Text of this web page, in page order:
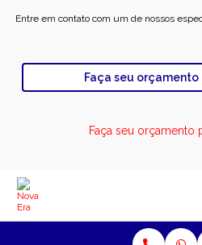
Entre em contato com um de nossos
Faça seu
Faça seu orçamento